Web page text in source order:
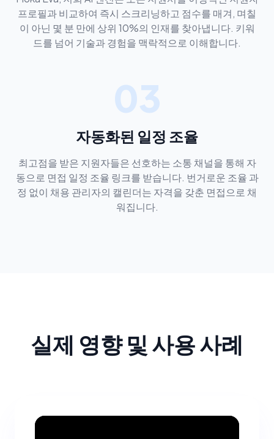
프로필과 비교하여 즉시 스크리닝하고 점수를 매겨, 며칠
이 아닌 몇 분 만에 상위 10%의 인재를 찾아냅니다. 키워
드를 넘어 기술과 경험을 맥락적으로 이해합니다.
03
자동화된 일정 조율
최고점을 받은 지원자들은 선호하는 소통 채널을 통해 자
동으로 면접 일정 조율 링크를 받습니다. 번거로운 조율 과
정 없이 채용 관리자의 캘린더는 자격을 갖춘 면접으로 채
워집니다.
실제 영향 및 사용 사례